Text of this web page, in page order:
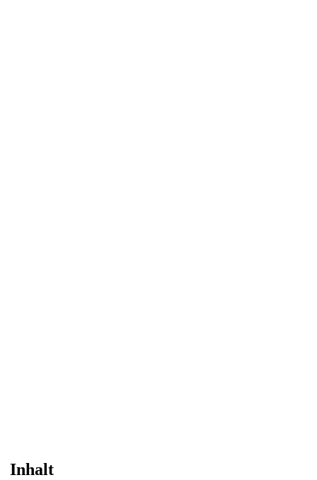
Inhalt